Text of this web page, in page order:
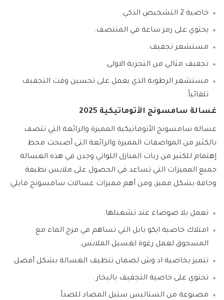
خاصية 2 التشخيص الذكي.
يحتوي على رمز ساعة في المنتصف.
مستشعر تجفيف.
تجفيف مثالي من التجربة الاولى.
مستشعر الرطوبة الذي يعمل على تحسين وقت التجفيف
تلقائياً.
غسالة سامسونج الأتوماتيكية 2025
غسالة سامسونج الأتوماتيكية المميزة والرائعة التي تتصف
بالكثير من المواصفات المميزة والرائعة التي أصبحت محط
إهتمام للكثير من ربات المنازل اللواتي وجدن في هذه الغسالة
جميع المميزات التي تساعد في الحصول على ملابس نظيفة
وجافة بشكل مميز، ومن أهم مميزات غسالات سامسونج مايلي:
تعمل بلا ضوضاء عند تشغيلها.
امتلاك خاصية ايكو بابل التي تساهم في مزج الماء مع
المسحوق لعمل رغوة لغسيل الملابس.
تتميز بخاصية اد وش لضمان تنظيف الغسالة بشكل أفضل.
تحتوي على خاصية التجفيف بالبخار .
مصنوعة من الستاليس ستيل المضاد للصدأ.